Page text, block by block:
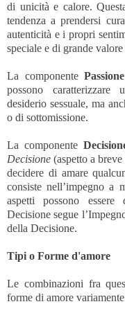
di unicità e calore.
tendenza a prendersi
autenticità e i propri
speciale e di grande
La componente Passione
possono caratterizzare
desiderio sessuale, ma
o di sottomissione.
La componente
Decisione (aspetto a
decidere di amare
consiste nell’impegno a
aspetti possono
Decisione segue
della Decisione.
Tipi o Forme d'amore
Le combinazioni fra
forme di amore